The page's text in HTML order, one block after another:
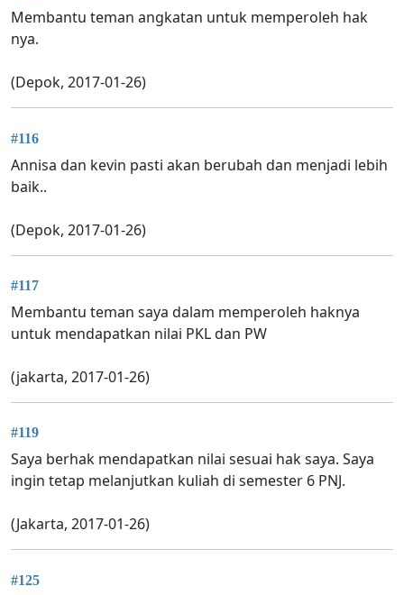
Membantu teman angkatan untuk memperoleh hak
nya.
(Depok, 2017-01-26)
#116
Annisa dan kevin pasti akan berubah dan menjadi lebih
baik..
(Depok, 2017-01-26)
#117
Membantu teman saya dalam memperoleh haknya
untuk mendapatkan nilai PKL dan PW
(jakarta, 2017-01-26)
#119
Saya berhak mendapatkan nilai sesuai hak saya. Saya
ingin tetap melanjutkan kuliah di semester 6 PNJ.
(Jakarta, 2017-01-26)
#125